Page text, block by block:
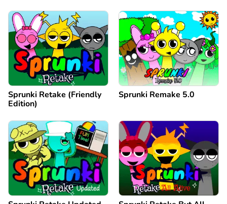
Sprunki Retake (Friendly
Edition)
Sprunki Remake 5.0